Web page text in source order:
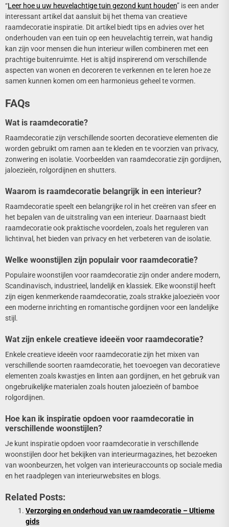
“Leer hoe u uw heuvelachtige tuin gezond kunt houden” is een ander
interessant artikel dat aansluit bij het thema van creatieve
raamdecoratie inspiratie. Dit artikel biedt tips en advies over het
onderhouden van een tuin op een heuvelachtig terrein, wat handig
kan zijn voor mensen die hun interieur willen combineren met een
prachtige buitenruimte. Het is altijd inspirerend om verschillende
aspecten van wonen en decoreren te verkennen en te leren hoe ze
samen kunnen komen om een harmonieus geheel te vormen.
FAQs
Wat is raamdecoratie?
Raamdecoratie zijn verschillende soorten decoratieve elementen die
worden gebruikt om ramen aan te kleden en te voorzien van privacy,
zonwering en isolatie. Voorbeelden van raamdecoratie zijn gordijnen,
jaloezieën, rolgordijnen en shutters.
Waarom is raamdecoratie belangrijk in een interieur?
Raamdecoratie speelt een belangrijke rol in het creëren van sfeer en
het bepalen van de uitstraling van een interieur. Daarnaast biedt
raamdecoratie ook praktische voordelen, zoals het reguleren van
lichtinval, het bieden van privacy en het verbeteren van de isolatie.
Welke woonstijlen zijn populair voor raamdecoratie?
Populaire woonstijlen voor raamdecoratie zijn onder andere modern,
Scandinavisch, industrieel, landelijk en klassiek. Elke woonstijl heeft
zijn eigen kenmerkende raamdecoratie, zoals strakke jaloezieën voor
een moderne inrichting en romantische gordijnen voor een landelijke
stijl.
Wat zijn enkele creatieve ideeën voor raamdecoratie?
Enkele creatieve ideeën voor raamdecoratie zijn het mixen van
verschillende soorten raamdecoratie, het toevoegen van decoratieve
elementen zoals kwastjes en linten aan gordijnen, en het gebruik van
ongebruikelijke materialen zoals houten jaloezieën of bamboe
rolgordijnen.
Hoe kan ik inspiratie opdoen voor raamdecoratie in
verschillende woonstijlen?
Je kunt inspiratie opdoen voor raamdecoratie in verschillende
woonstijlen door het bekijken van interieurmagazines, het bezoeken
van woonbeurzen, het volgen van interieuraccounts op sociale media
en het raadplegen van interieurwebsites en blogs.
Related Posts:
Verzorging en onderhoud van uw raamdecoratie – Ultieme
gids